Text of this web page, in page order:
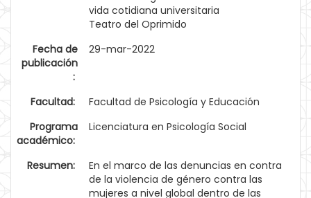
vida cotidiana universitaria
Teatro del Oprimido
Fecha de
publicación
:
29-mar-2022
Facultad:
Facultad de Psicología y Educación
Programa
académico:
Licenciatura en Psicología Social
Resumen:
En el marco de las denuncias en contra
de la violencia de género contra las
mujeres a nivel global dentro de las